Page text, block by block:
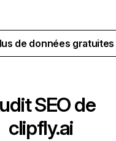
de données
SEO de
clipfly.ai